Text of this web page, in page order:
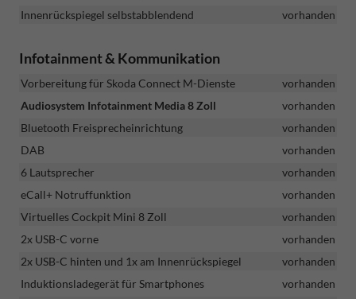
Innenrückspiegel selbstabblendend
vorhanden
Infotainment & Kommunikation
Vorbereitung für Skoda Connect M-Dienste
vorhanden
Audiosystem Infotainment Media 8 Zoll
vorhanden
Bluetooth Freisprecheinrichtung
vorhanden
DAB
vorhanden
6 Lautsprecher
vorhanden
eCall+ Notruffunktion
vorhanden
Virtuelles Cockpit Mini 8 Zoll
vorhanden
2x USB-C vorne
vorhanden
2x USB-C hinten und 1x am Innenrückspiegel
vorhanden
Induktionsladegerät für Smartphones
vorhanden